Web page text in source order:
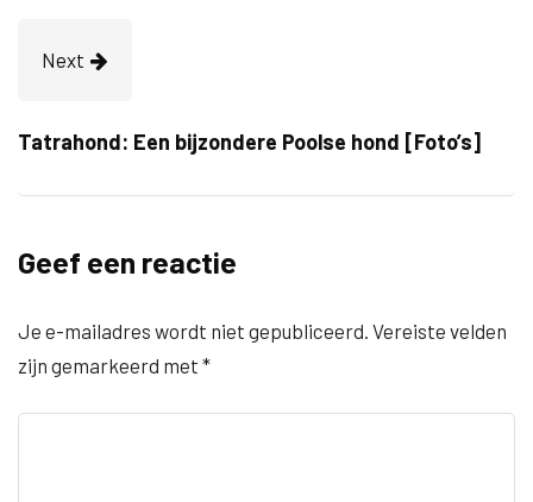
Next
Tatrahond: Een bijzondere Poolse hond [Foto’s]
Geef een reactie
Je e-mailadres wordt niet gepubliceerd. Vereiste velden
zijn gemarkeerd met *